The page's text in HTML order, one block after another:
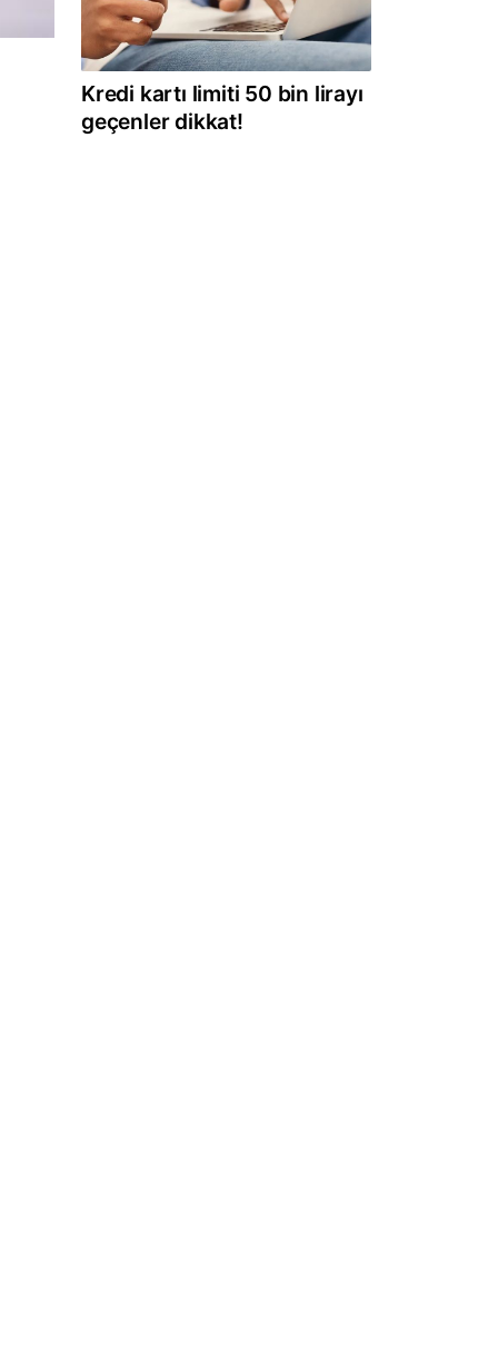
Kredi kartı limiti 50 bin lirayı
geçenler dikkat!